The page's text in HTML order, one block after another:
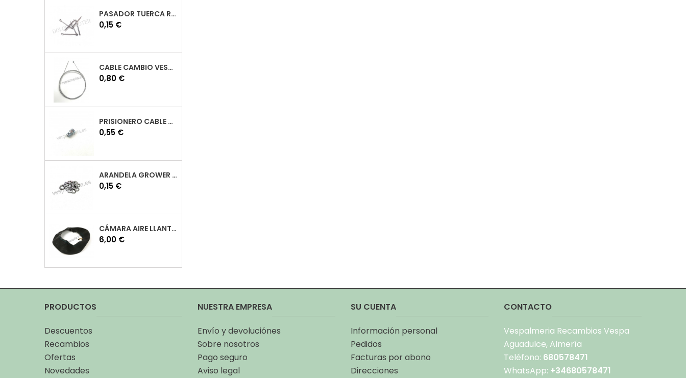
PASADOR TUERCA RUEDA VESPA
Precio
0,15 €
CABLE CAMBIO VESPA
Precio
0,80 €
PRISIONERO CABLE CAMBIO VESPA
Precio
0,55 €
ARANDELA GROWER M7 INOX VESPA
Precio
0,15 €
CÁMARA AIRE LLANTA 10 VESPA
Precio
6,00 €
PRODUCTOS
Descuentos
Recambios
Ofertas
Novedades
NUESTRA EMPRESA
Envío y devoluciónes
Sobre nosotros
Pago seguro
Aviso legal
SU CUENTA
Información personal
Pedidos
Facturas por abono
Direcciones
CONTACTO
Vespalmeria Recambios Vespa
Aguadulce, Almería
Teléfono: 680578471
WhatsApp: +34680578471